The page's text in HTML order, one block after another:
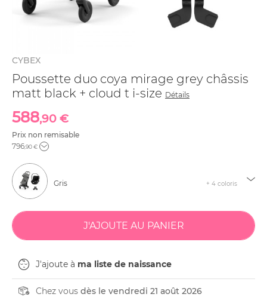
CYBEX
Poussette duo coya mirage grey châssis
matt black + cloud t i-size Détails
588,90 €
Prix non remisable
796,90 €
Gris + 4 coloris
J'ajoute à ma liste de naissance
Chez vous dès le vendredi 21 août 2026